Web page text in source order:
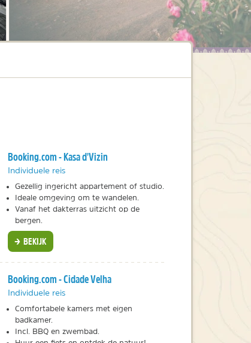
Booking.com - Kasa d'Vizin
Individuele reis
Gezellig ingericht appartement of studio.
Ideale omgeving om te wandelen.
Vanaf het dakterras uitzicht op de
bergen.
BEKIJK
Booking.com - Cidade Velha
Individuele reis
Comfortabele kamers met eigen
badkamer.
Incl. BBQ en zwembad.